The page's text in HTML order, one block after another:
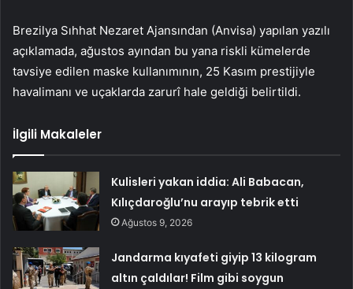
Brezilya Sıhhat Nezaret Ajansından (Anvisa) yapılan yazılı
açıklamada, ağustos ayından bu yana riskli kümelerde
tavsiye edilen maske kullanımının, 25 Kasım prestijiyle
havalimanı ve uçaklarda zarurî hale geldiği belirtildi.
İlgili Makaleler
Kulisleri yakan iddia: Ali Babacan,
Kılıçdaroğlu’nu arayıp tebrik etti
Ağustos 9, 2026
Jandarma kıyafeti giyip 13 kilogram
altın çaldılar! Film gibi soygun